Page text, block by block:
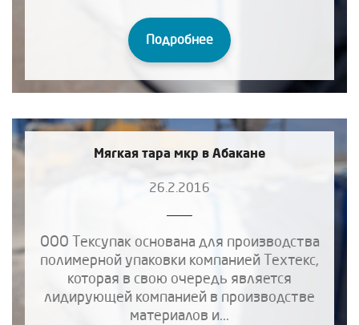
Подробнее
Мягкая тара мкр в Абакане
26.2.2016
ООО Тексупак основана для производства
полимерной упаковки компанией Техтекс,
которая в свою очередь является
лидирующей компанией в производстве
материалов и...